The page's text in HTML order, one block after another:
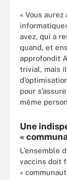
« Vous
avez, qui a
quand, et
approfondit
trivial, mais il
pour
même
Une
«
L’ensemble
vaccins doit
«